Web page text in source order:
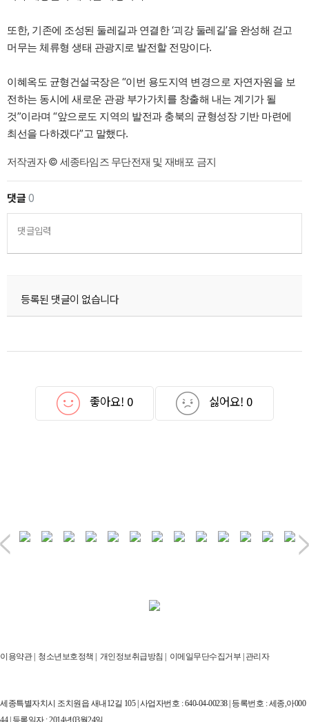
또한, 기존에 조성된 둘레길과 연결한 ‘괴강 둘레길’을 완성해 걷고
머무는 체류형 생태 관광지로 발전할 전망이다.
이혜옥도 균형건설국장은 “이번 용도지역 변경으로 자연자원을 보
전하는 동시에 새로운 관광 부가가치를 창출해 내는 계기가 될
것”이라며 “앞으로도 지역의 발전과 충북의 균형성장 기반 마련에
최선을 다하겠다”고 말했다.
저작권자 © 세종타임즈 무단전재 및 재배포 금지
댓글0
댓글입력
등록된 댓글이 없습니다
좋아요! 0 싫어요! 0
이용약관| 청소년보호정책 | 개인정보취급방침 | 이메일무단수집거부 | 관리자
세종특별자치시 조치원읍 새내12길 105 | 사업자번호 : 640-04-00238 | 등록번호 : 세종,아000
44 | 등록일자 : 2014년03월24일